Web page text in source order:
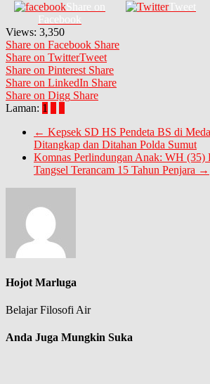
Share on
Facebook
Tweet
Views: 3,350
Share on Facebook Share
Share on TwitterTweet
Share on Pinterest Share
Share on LinkedIn Share
Share on Digg Share
Laman: 1
← Kepsek SD HS Pendeta BS di
Ditangkap dan Ditahan Polda Sumut
Komnas Perlindungan Anak: WH (35)
Tangsel Terancam 15 Tahun Penjara →
Hojot Marluga
Belajar Filosofi Air
Anda Juga Mungkin Suka